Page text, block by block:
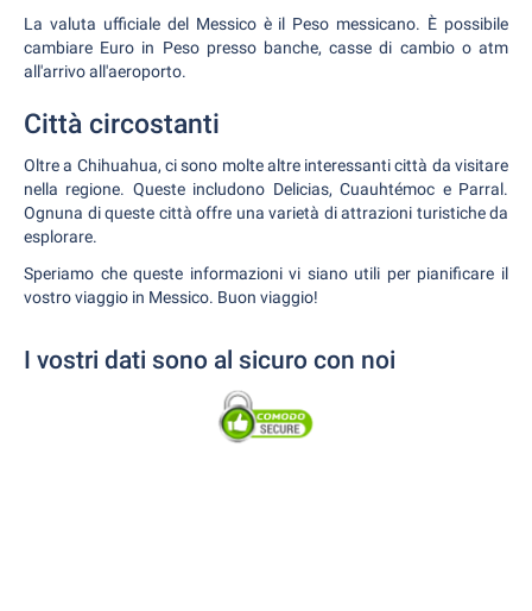
La valuta ufficiale del Messico è il Peso messicano. È possibile
cambiare Euro in Peso presso banche, casse di cambio o atm
all'arrivo all'aeroporto.
Città circostanti
Oltre a Chihuahua, ci sono molte altre interessanti città da visitare
nella regione. Queste includono Delicias, Cuauhtémoc e Parral.
Ognuna di queste città offre una varietà di attrazioni turistiche da
esplorare.
Speriamo che queste informazioni vi siano utili per pianificare il
vostro viaggio in Messico. Buon viaggio!
I vostri dati sono al sicuro con noi